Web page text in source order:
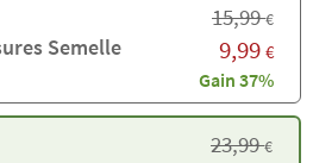
Semelle
15,99€
9,99 €
Gain 37%
23,99€